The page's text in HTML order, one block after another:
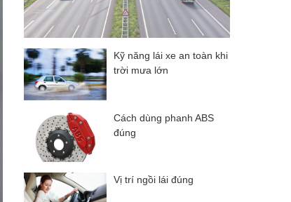
Kỹ năng lái xe an toàn khi
trời mưa lớn
Cách dùng phanh ABS
đúng
Vị trí ngồi lái đúng